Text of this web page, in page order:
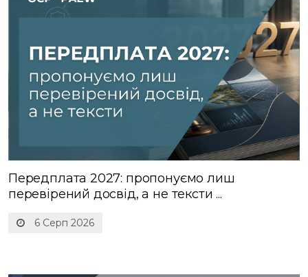
6 Серп 2026
Передплата 2027: пропонуємо лиш
перевірений досвід, а не тексти ...